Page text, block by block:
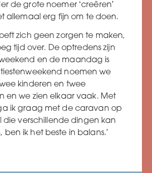
de grote noemer ‘creëren’
allemaal erg fijn om te doen.
zich geen zorgen te maken,
tijd over. De optredens zijn
en de maandag is
noemen we
kinderen en twee
en we zien elkaar vaak. Met
ik graag met de caravan op
die verschillende dingen kan
ben ik het beste in balans.’